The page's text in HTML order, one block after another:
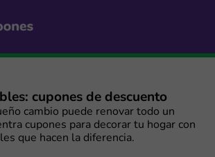
cupones de descuento
cambio puede renovar todo un
cupones para decorar tu hogar con
que hacen la diferencia.